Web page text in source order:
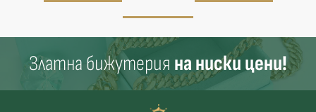
Златна бижутерия на ниски цени!